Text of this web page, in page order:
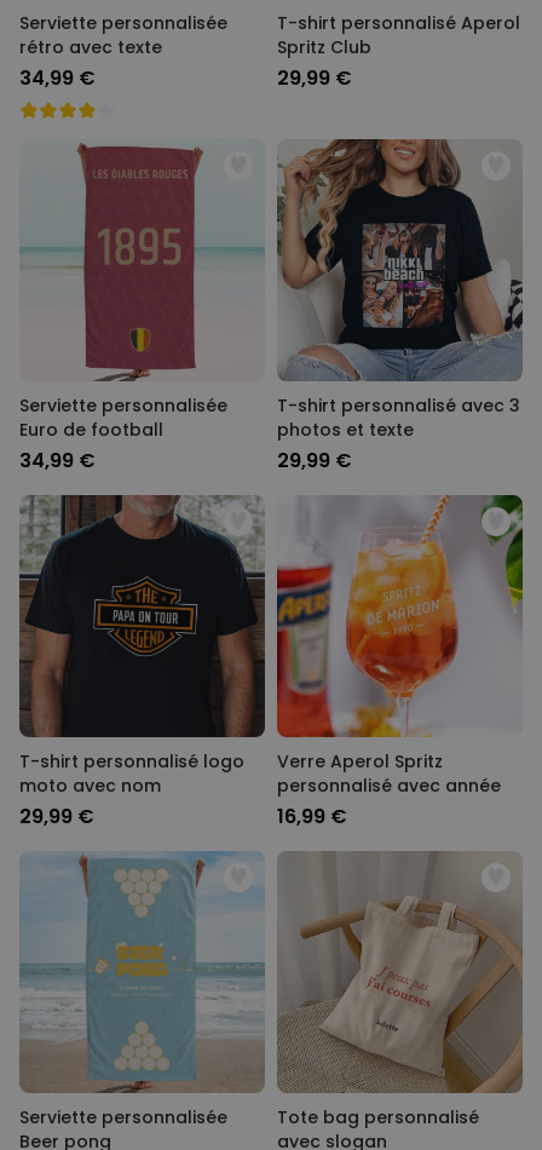
Serviette personnalisée
rétro avec texte
34,99 €
T-shirt personnalisé Aperol
Spritz Club
29,99 €
Serviette personnalisée
Euro de football
34,99 €
T-shirt personnalisé avec 3
photos et texte
29,99 €
T-shirt personnalisé logo
moto avec nom
29,99 €
Verre Aperol Spritz
personnalisé avec année
16,99 €
Serviette personnalisée
Beer pong
Tote bag personnalisé
avec slogan